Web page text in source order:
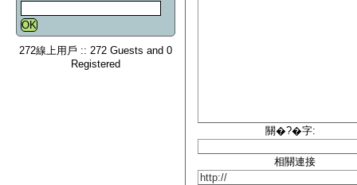
272線上用戶 :: 272 Guests and 0
Registered
關�?�字:
相關連接